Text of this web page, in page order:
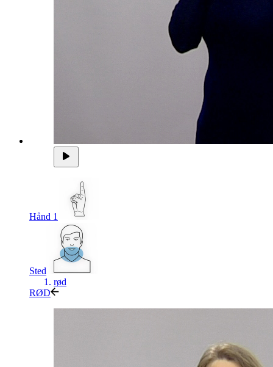
Hånd 1
Sted
rød
RØD